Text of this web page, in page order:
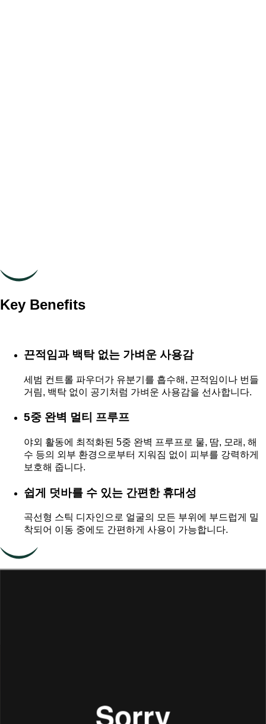
Key Benefits
끈적임과 백탁 없는 가벼운 사용감
세범 컨트롤 파우더가 유분기를 흡수해, 끈적임이나 번들
거림, 백탁 없이 공기처럼 가벼운 사용감을 선사합니다.
5중 완벽 멀티 프루프
야외 활동에 최적화된 5중 완벽 프루프로 물, 땀, 모래, 해
수 등의 외부 환경으로부터 지워짐 없이 피부를 강력하게
보호해 줍니다.
쉽게 덧바를 수 있는 간편한 휴대성
곡선형 스틱 디자인으로 얼굴의 모든 부위에 부드럽게 밀
착되어 이동 중에도 간편하게 사용이 가능합니다.